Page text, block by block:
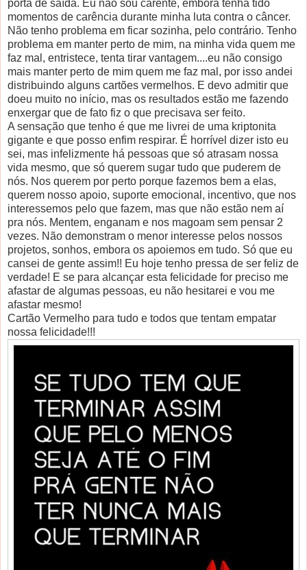
porta de saída. Eu não sou carente, embora tenha tido
momentos de carência durante minha luta contra o câncer.
Não tenho problema em ficar sozinha, pelo contrário. Tenho
problema em manter perto de mim, na minha vida quem me
faz mal, entristece, tenta tirar vantagem....eu não consigo
mais manter perto de mim quem me faz mal, por isso andei
distribuindo alguns cartões vermelhos. E devo admitir que
doeu muito no início, mas os resultados estão me fazendo
enxergar que de fato fiz o que precisava ser feito.
A sensação que tenho é que me livrei de uma kriptonita
gigante e que posso enfim respirar. É horrível dizer isto eu
sei, mas infelizmente há pessoas que só atrasam nossa
vida mesmo, que só querem sugar tudo que puderem de
nós. Nos querem por perto porque fazemos bem a elas,
querem nosso apoio, suporte emocional, incentivo, que nos
interessemos pelo que fazem, mas que não estão nem aí
pra nós. Mentem, enganam e nos magoam sem pensar 2
vezes. Não demonstram o menor interesse pelos nossos
projetos, sonhos, embora os apoiemos em tudo. Só que eu
cansei de gente assim!! Eu hoje tenho pressa de ser feliz de
verdade! E se para alcançar esta felicidade for preciso me
afastar de algumas pessoas, eu não hesitarei e vou me
afastar mesmo!
Cartão Vermelho para tudo e todos que tentam empatar
nossa felicidade!!!